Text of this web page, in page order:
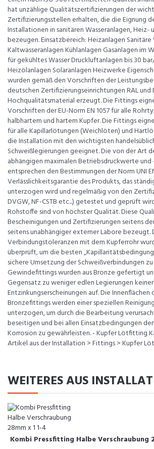
hat unzählige Qualitätszertifizierungen der
Zertifizierungsstellen erhalten, die die Eignung
Installationen in sanitären Wasseranlagen, Heiz-
bezeugen. Einsatzbereich: Heizanlagen Sanitäre
Kaltwasseranlagen Kühlanlagen Gasanlagen im
für gekühltes Wasser Druckluftanlagen bis 30
Heizölanlagen Solaranlagen Heizwerke
wurden gemäß den Vorschriften der
deutschen Zertifizierungseinrichtungen RAL und
Hochqualitätsmaterial erzeugt. Die Fittings
Vorschriften der EU-Norm EN 1057 für alle
halbhartem und hartem Kupfer. Die Fittings
für alle Kapillarlötungen (Weichlöten) und
die Installation mit den wichtigsten
Schweißlegierungen geeignet. Die von der Art
abhängigen maximalen Betriebsdruckwerte
entsprechen den Bestimmungen der Norm UNI
Verlässlichkeitsgarantie des Produkts, das
unterzogen wird und regelmäßig von den
DVGW, NF-CSTB etc...) getestet und geprüft
Rohstoffe sind von höchster Qualität. Diese
Bescheinigungen und Zertifizierungen seitens
seitens unabhängiger externer Labore bezeugt.
Verbindungstoleranzen mit dem Kupferrohr
überprüft, um die besten
sichere Umsetzung der Schweißverbindungen
Gewindefittings wurden aus Bronze gefertigt
Gegensatz zu weniger edlen Legierungen
Entzinkungserscheinungen auf. Die Innenflächen
Bronzefittings werden einer speziellen
unterzogen, um durch die Bearbeitung
beseitigen und bei allen Einsatzbedingungen
Korrosion zu gewährleisten. - Kupfer Lötfitting
Artikel aus der Installation > Fittings > Kupfer
WEITERES AUS
Kombi Pressfitting Halbe Verschraubung